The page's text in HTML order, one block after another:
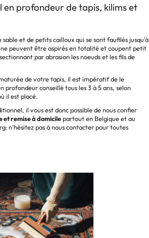
profondeur de tapis, kilims et
sable et de petits cailloux qui se sont faufilés jusqu'à
ne peuvent être aspirés en totalité et coupent petit
par abrasion les noeuds et les fils de
de votre tapis, il est impératif de le
profondeur conseillé tous les 3 à 5 ans, selon
il est placé.
il vous est donc possible de nous confier
et remise à domicilepartout en Belgique et au
n'hésitez pas à nous contacter pour toutes